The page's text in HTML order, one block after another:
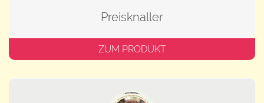
Preisknaller
ZUM PRODUKT